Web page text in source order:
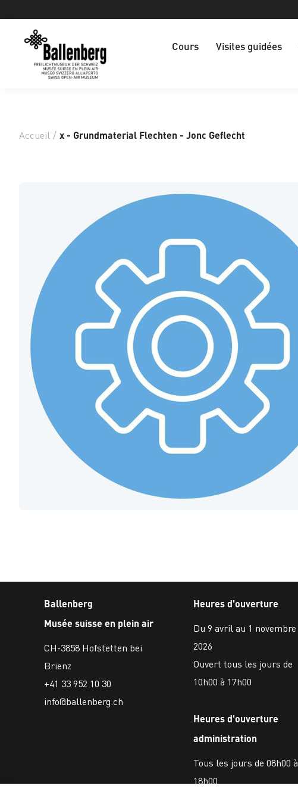
Cours Visites guidées
Accueil / x - Grundmaterial Flechten - Jonc Geflecht
Ballenberg
Musée suisse en plein air
CH-3858 Hofstetten bei
Brienz
+41 33 952 10 30
info@ballenberg.ch
Heures d'ouverture
Du 9 avril au 1 novembre
2026
Ouvert tous les jours de
10h00 à 17h00
Heures d'ouverture
administration
Tous les jours de 08h00 à
18h00